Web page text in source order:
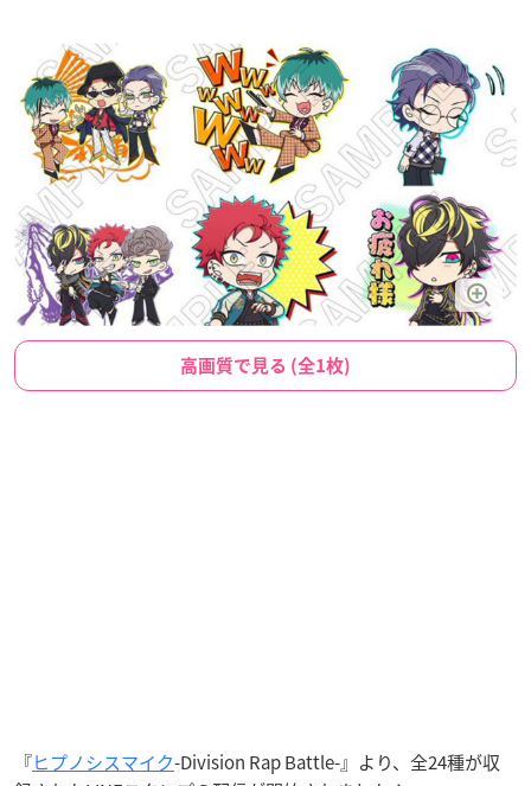
高画質で見る (全1枚)
『ヒプノシスマイク-Division Rap Battle-』より、全24種が収